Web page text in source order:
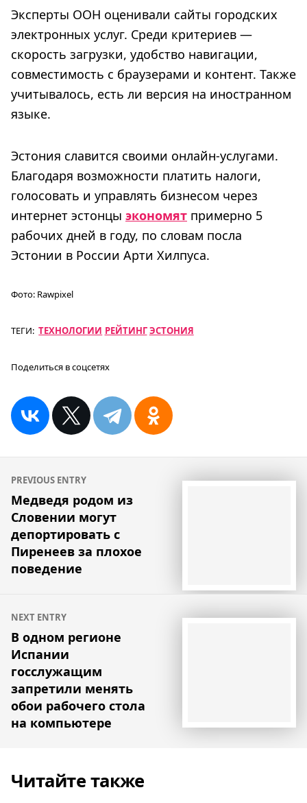
Эксперты ООН оценивали сайты городских
электронных услуг. Среди критериев —
скорость загрузки, удобство навигации,
совместимость с браузерами и контент. Также
учитывалось, есть ли версия на иностранном
языке.
Эстония славится своими онлайн-услугами.
Благодаря возможности платить налоги,
голосовать и управлять бизнесом через
интернет эстонцы экономят примерно 5
рабочих дней в году, по словам посла
Эстонии в России Арти Хилпуса.
Фото: Rawpixel
ТЕГИ: ТЕХНОЛОГИИ РЕЙТИНГЭСТОНИЯ
Поделиться в соцсетях
Навигация
по
записям
PREVIOUS ENTRY
Медведя родом из
Словении могут
депортировать с
Пиренеев за плохое
поведение
NEXT ENTRY
В одном регионе
Испании
госслужащим
запретили менять
обои рабочего стола
на компьютере
Читайте также